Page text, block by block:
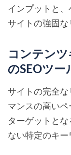
インプットと
サイトの強固な
コンテン
のSEOツー
サイトの完全
マンスの高いペ
ターゲットと
ない特定のキー